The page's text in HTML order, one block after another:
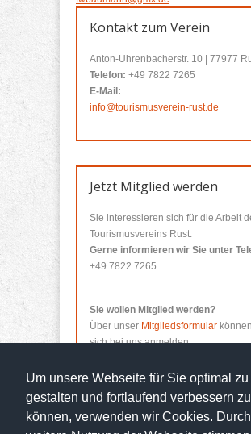
Um unsere Webseite für Sie optimal zu
gestalten und fortlaufend verbessern zu
können, verwenden wir Cookies.
Kontakt zum Verein
Anton-Uhrenbacherstr. 10 | 77977
Telefon: +49 7822 7265
E-Mail:
info@tourismusverein-rust.de
Jetzt Mitglied werden
Sie interessieren sich für die Arbeit
Tourismusvereins Rust.
Gerne informieren wir Sie unter
+49 7822 7265
Sie wollen Mitglied werden?
Über unser Mitgliedsformular
sich bei uns anmelden.